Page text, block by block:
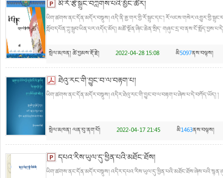
མི་རོ་རྩེ་སྒྲུང་བཀླགས་པའི་མྱོང་ཚོར།
ཡིག་ཚགས་ནང་དོན་མདོར་བསྡུས། འདི་ནི་རྒྱ་གར་གྱི་རོ་སྒྲུང་དང་།
སློབ་དཔོན་ཀླུ་སྒྲུབ་ཡིན་པར་འདོད་མོད། མཚོ་སྔོན་ཞིང་ཆེན་སྲིད་
སྤེལ་མཁན། ཚེ་བྱམས་རྡོ་རྗེ། 2022-04-28 15:08 མི5097ནས་བལྟས།
ཐེའུ་རང་གི་བྱུང་བ་ལ་བརྟག་པ།
ཡིག་ཚགས་ནང་དོན་མདོར་བསྡུས། འདིར་ཐེའུ་རང་གི་བྱུང་བ་ལ་བརྟག་པ་ཞེས་པ་དེ་བཀོད་ཡོད། །
སྤེལ་མཁན། ལན་བུ་ནག་པོ། 2022-04-17 21:45 མི1463ནས་བལྟས།
དཔའ་རིས་ཡུལ་དུ་ཕྱིན་པའི་མཐོང་ཐོས།
ཡིག་ཚགས་ནང་དོན་མདོར་བསྡུས།